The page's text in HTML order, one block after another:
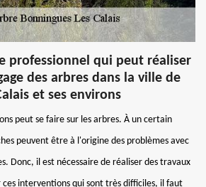
professionnel qui peut réaliser
des arbres dans la ville de
et ses environs
peut se faire sur les arbres. À un certain
peuvent être à l'origine des problèmes avec
Donc, il est nécessaire de réaliser des travaux
interventions qui sont très difficiles, il faut